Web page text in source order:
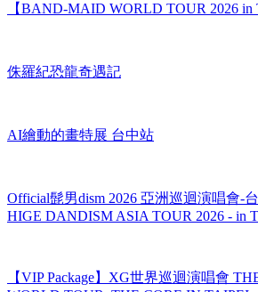
【BAND-MAID WORLD TOUR 2026 in
侏羅紀恐龍奇遇記
AI繪動的畫特展 台中站
Official髭男dism 2026 亞洲巡迴演唱會-
HIGE DANDISM ASIA TOUR 2026 - in
【VIP Package】XG世界巡迴演唱會